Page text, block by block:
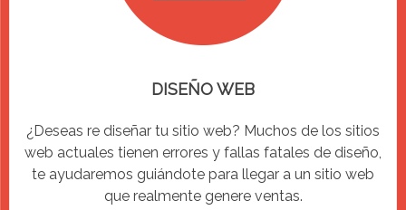
DISEÑO WEB
¿Deseas re diseñar tu sitio web? Muchos de los sitios
web actuales tienen errores y fallas fatales de diseño,
te ayudaremos guiándote para llegar a un sitio web
que realmente genere ventas.